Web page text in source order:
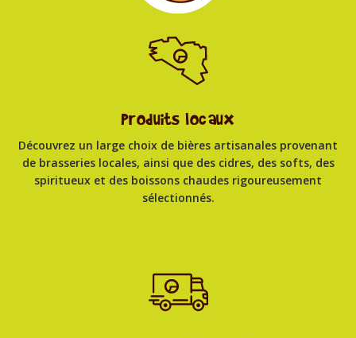
Produits locaux
Découvrez un large choix de bières artisanales provenant
de brasseries locales, ainsi que des cidres, des softs, des
spiritueux et des boissons chaudes rigoureusement
sélectionnés.